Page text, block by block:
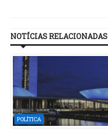
NOTÍCIAS RELACIONADAS
POLÍTICA